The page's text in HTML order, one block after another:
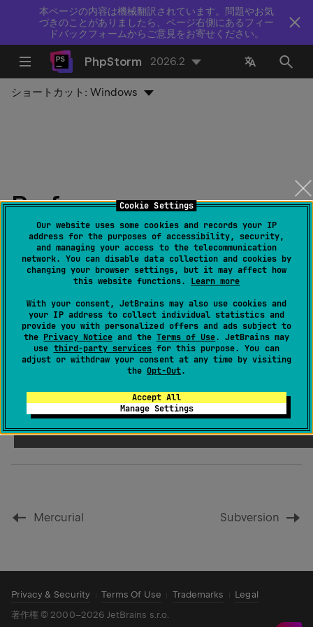
Cookie Settings
Our website uses some cookies and records your IP
address for the purposes of accessibility, security,
and managing your access to the telecommunication
network. You can disable data collection and cookies by
changing your browser settings, but it may affect how
this website functions. Learn more
With your consent, JetBrains may also use cookies and
your IP address to collect individual statistics and
provide you with personalized offers and ads subject to
the Privacy Noticeand the Terms of Use. JetBrains may
use third-party servicesfor this purpose. You can
adjust or withdraw your consent at any time by visiting
the Opt-Out.
Accept All
Manage Settings
本ページの内容は機械翻訳されています。問題やお気
づきのことがありましたら、ページ右側にあるフィー
ドバックフォームからご意見をお寄せください。
PhpStorm 2026.2
ショートカット:Windows
Perforce​​
最終更新日： 2026 年 8 月 5 日
Perforce
をバージョン管理システムとして使用するた
JetBrains Marketplace からPerforce
プラグインを、
プラグインのインストールで説明されている手順に従っ
てインストールできます。
PhpStorm ヘルプの以前のバージョン
で参照でき
ます。
Mercurial Subversion
Privacy & Security Terms Of Use Trademarks
Legal
著作権 ©2000–2026 JetBrains s.r.o.